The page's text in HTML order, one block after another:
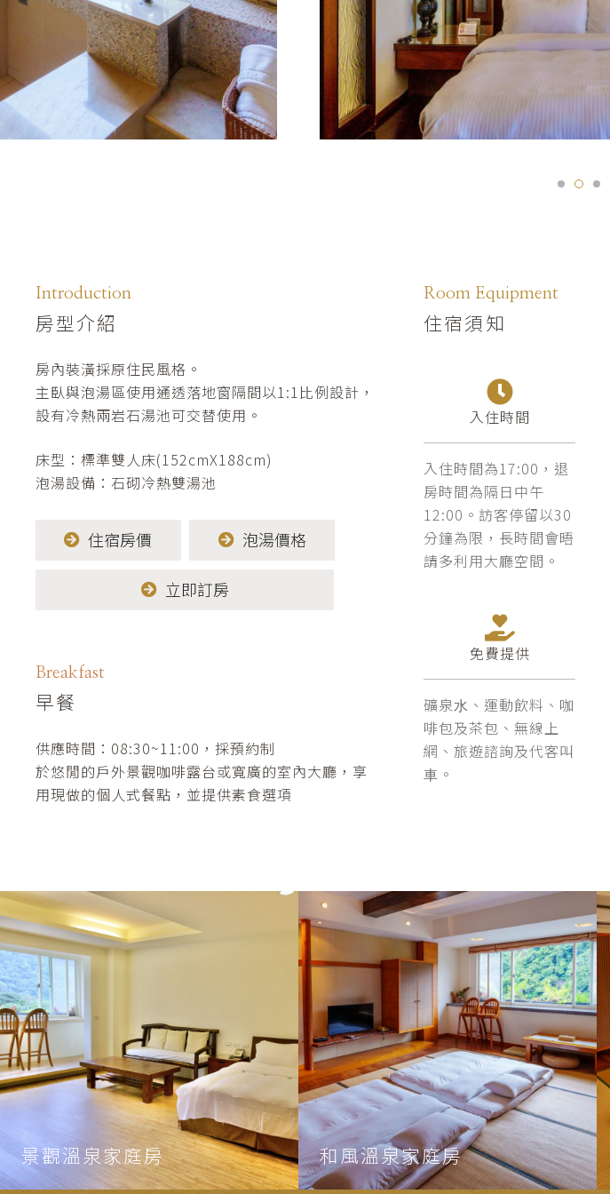
Introduction
房型介紹
房內裝潢採原住民風格。
主臥與泡湯區使用通透落地窗隔間以1:1比例設計，
設有冷熱兩岩石湯池可交替使用。
床型：標準雙人床(152cmX188cm)
泡湯設備：石砌冷熱雙湯池
住宿房價 泡湯價格
立即訂房
Breakfast
早餐
供應時間：08:30~11:00，採預約制
於悠閒的戶外景觀咖啡露台或寬廣的室內大廳，享
用現做的個人式餐點，並提供素食選項
Room Equipment
住宿須知
入住時間
入住時間為17:00，退
房時間為隔日中午
12:00。訪客停留以30
分鐘為限，長時間會晤
請多利用大廳空間。
免費提供
礦泉⽔、運動飲料、咖
啡包及茶包、無線上
網、旅遊諮詢及代客叫
⾞。
景觀溫泉家庭房 和風溫泉家庭房